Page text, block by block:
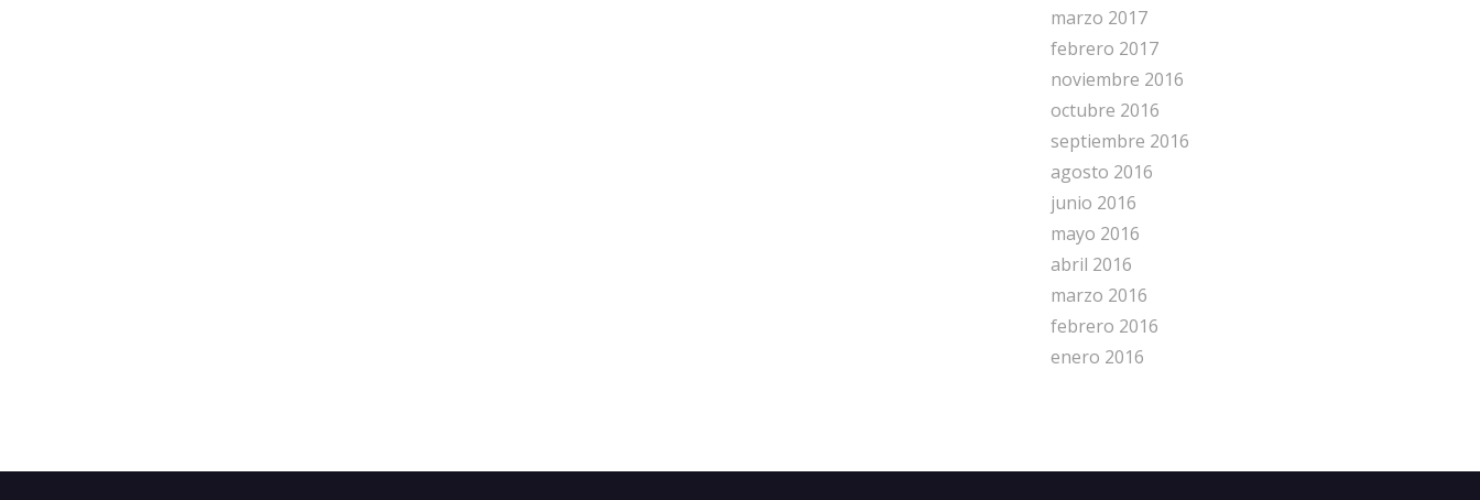
marzo 2017
febrero 2017
noviembre 2016
octubre 2016
septiembre 2016
agosto 2016
junio 2016
mayo 2016
abril 2016
marzo 2016
febrero 2016
enero 2016